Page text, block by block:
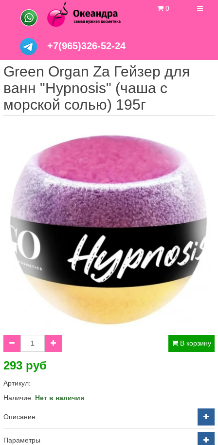
+7(965)326-52-24
0
Green Organ Za Гейзер для
ванн "Hypnosis" (чаша с
морской солью) 195г
В корзину
293 руб
Артикул:
Наличие: Нет в наличии
Описание
Параметры